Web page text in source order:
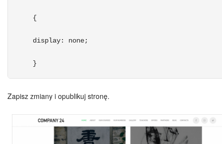
{
display: none;
}
Zapisz zmiany i opublikuj stronę.